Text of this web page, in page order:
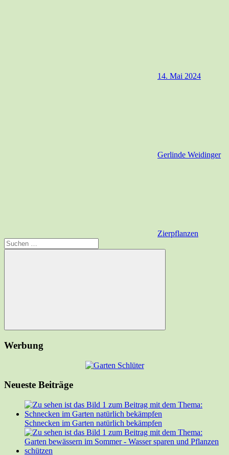
14. Mai 2024
Gerlinde Weidinger
Zierpflanzen
Suchen
nach:
Suchen
Werbung
Neueste Beiträge
Schnecken im Garten natürlich bekämpfen